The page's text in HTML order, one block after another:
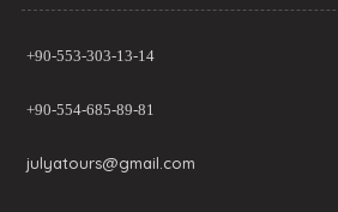
+90-553-303-13-14
+90-554-685-89-81
julyatours@gmail.com